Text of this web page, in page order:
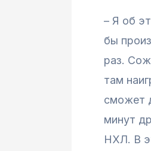
– Я об
бы
раз.
там
сможет
минут
НХЛ. В